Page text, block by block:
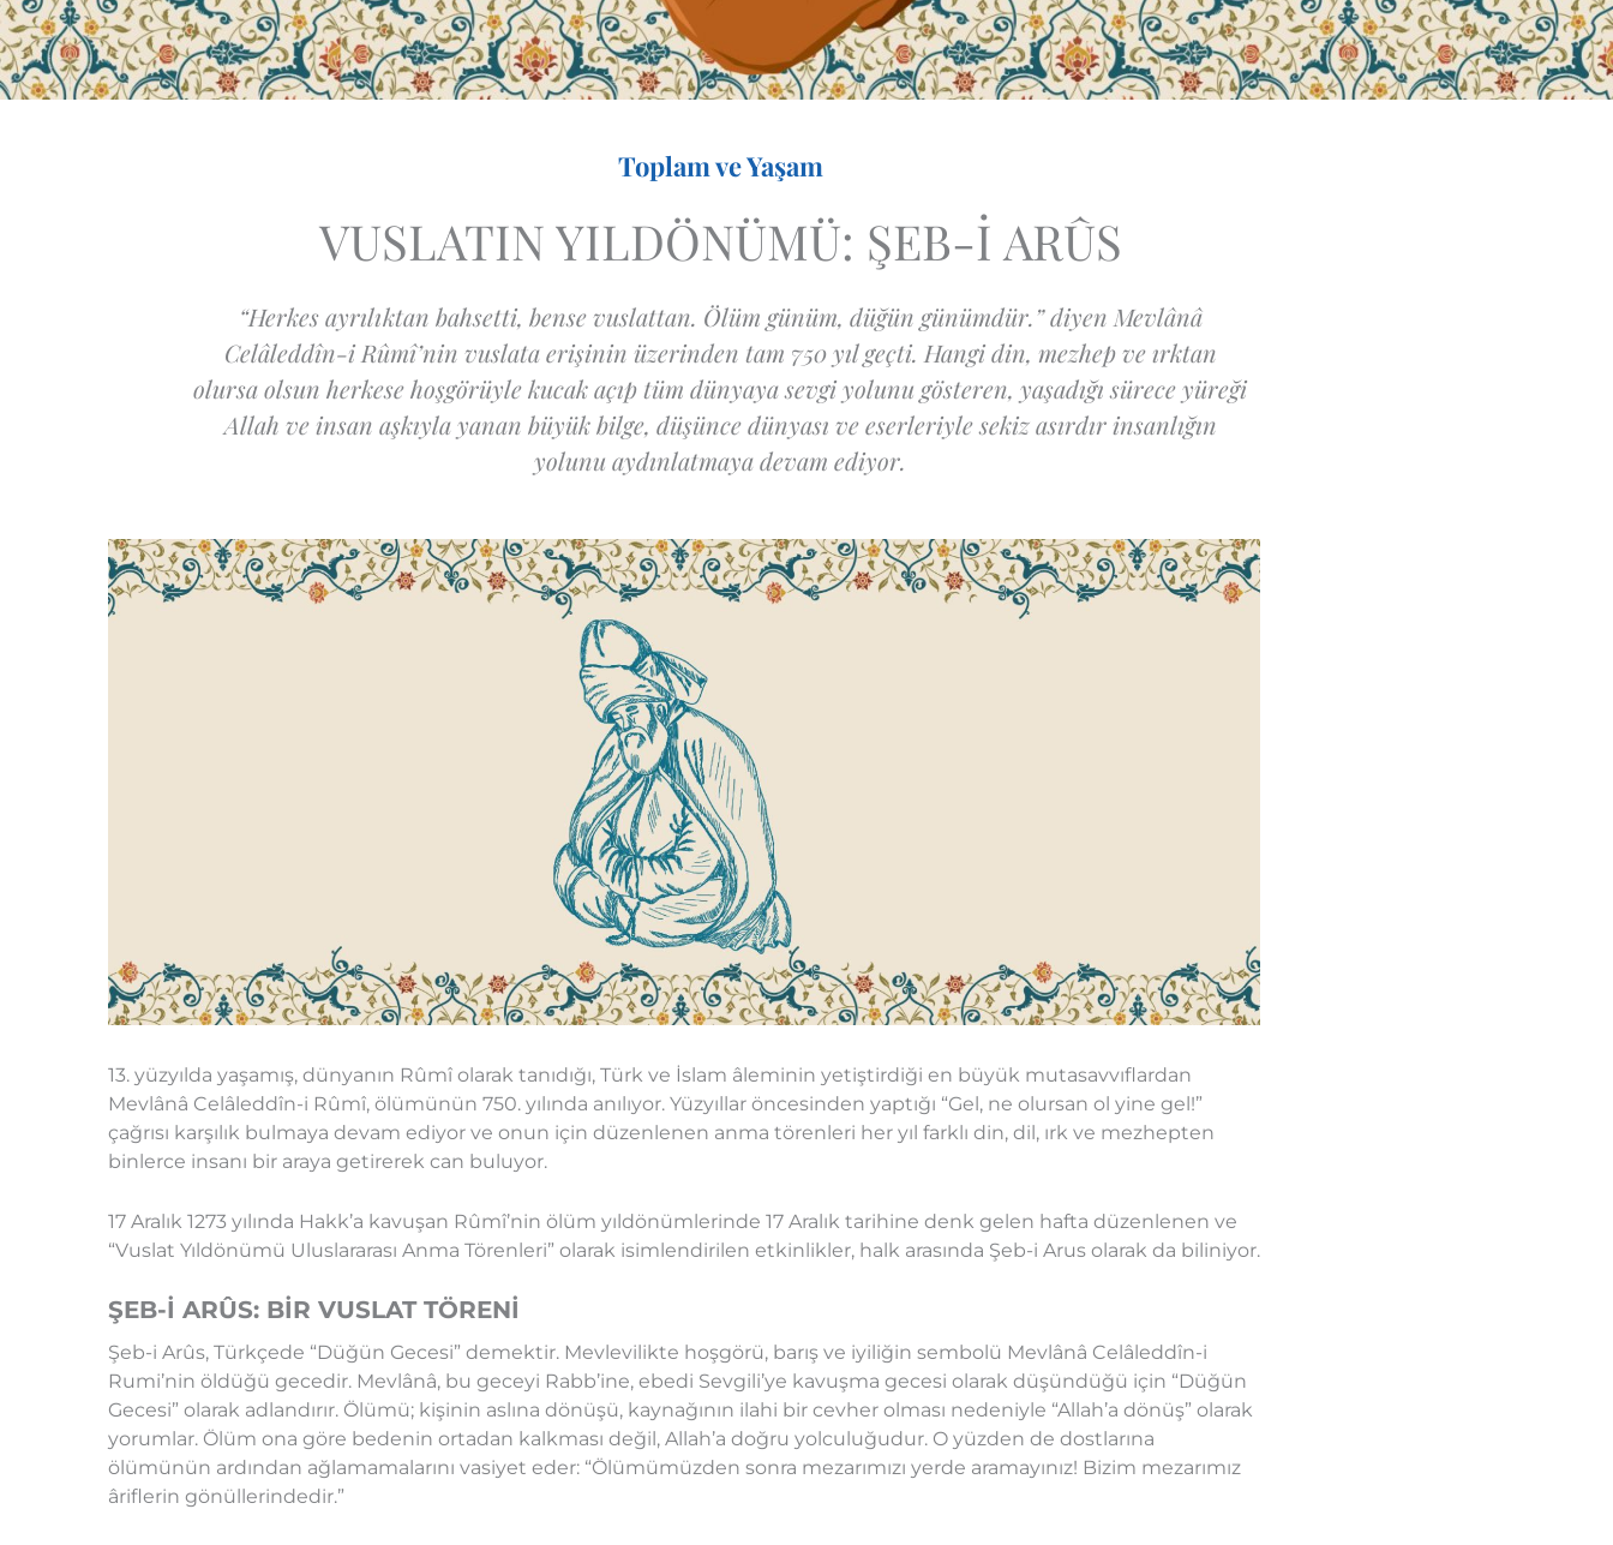
Toplam ve Yaşam
VUSLATIN YILDÖNÜMÜ: ŞEB-İ ARÛS
“Herkes ayrılıktan bahsetti, bense vuslattan. Ölüm günüm, düğün günümdür.” diyen Mevlânâ
Celâleddîn-i Rûmî’nin vuslata erişinin üzerinden tam 750 yıl geçti. Hangi din, mezhep ve ırktan
olursa olsun herkese hoşgörüyle kucak açıp tüm dünyaya sevgi yolunu gösteren, yaşadığı sürece yüreği
Allah ve insan aşkıyla yanan büyük bilge, düşünce dünyası ve eserleriyle sekiz asırdır insanlığın
yolunu aydınlatmaya devam ediyor.
13. yüzyılda yaşamış, dünyanın Rûmî olarak tanıdığı, Türk ve İslam âleminin yetiştirdiği en büyük mutasavvıflardan
Mevlânâ Celâleddîn-i Rûmî, ölümünün 750. yılında anılıyor. Yüzyıllar öncesinden yaptığı “Gel, ne olursan ol yine gel!”
çağrısı karşılık bulmaya devam ediyor ve onun için düzenlenen anma törenleri her yıl farklı din, dil, ırk ve mezhepten
binlerce insanı bir araya getirerek can buluyor.
17 Aralık 1273 yılında Hakk’a kavuşan Rûmî’nin ölüm yıldönümlerinde 17 Aralık tarihine denk gelen hafta düzenlenen ve
“Vuslat Yıldönümü Uluslararası Anma Törenleri” olarak isimlendirilen etkinlikler, halk arasında Şeb-i Arus olarak da biliniyor.
ŞEB-İ ARÛS: BİR VUSLAT TÖRENİ
Şeb-i Arûs, Türkçede “Düğün Gecesi” demektir. Mevlevilikte hoşgörü, barış ve iyiliğin sembolü Mevlânâ Celâleddîn-i
Rumi’nin öldüğü gecedir. Mevlânâ, bu geceyi Rabb’ine, ebedi Sevgili’ye kavuşma gecesi olarak düşündüğü için “Düğün
Gecesi” olarak adlandırır. Ölümü; kişinin aslına dönüşü, kaynağının ilahi bir cevher olması nedeniyle “Allah’a dönüş” olarak
yorumlar. Ölüm ona göre bedenin ortadan kalkması değil, Allah’a doğru yolculuğudur. O yüzden de dostlarına
ölümünün ardından ağlamamalarını vasiyet eder: “Ölümümüzden sonra mezarımızı yerde aramayınız! Bizim mezarımız
âriflerin gönüllerindedir.”